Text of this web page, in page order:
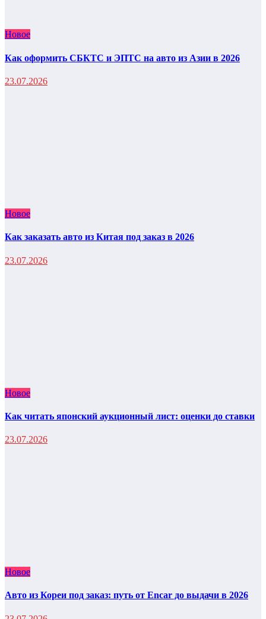
Новое
Как оформить СБКТС и ЭПТС на авто из Азии в 2026
23.07.2026
Новое
Как заказать авто из Китая под заказ в 2026
23.07.2026
Новое
Как читать японский аукционный лист: оценки до ставки
23.07.2026
Новое
Авто из Кореи под заказ: путь от Encar до выдачи в 2026